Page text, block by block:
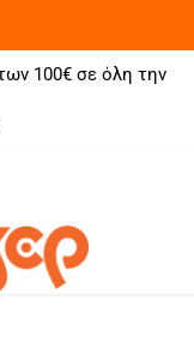
100€ σε όλη την